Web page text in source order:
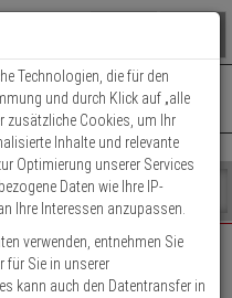
WARENKORB
ist momentan leer.
)
Fertig
16:30 | Fr.: 8:00 - 14:00 Uhr
nutzen
Privatkunden
Technologien, die für den
und durch Klick auf „alle
zusätzliche Cookies, um Ihr
Inhalte und relevante
Optimierung unserer Services
Daten wie Ihre IP-
Ihre Interessen anzupassen.
verwenden, entnehmen Sie
für Sie in unserer
kann auch den Datentransfer in